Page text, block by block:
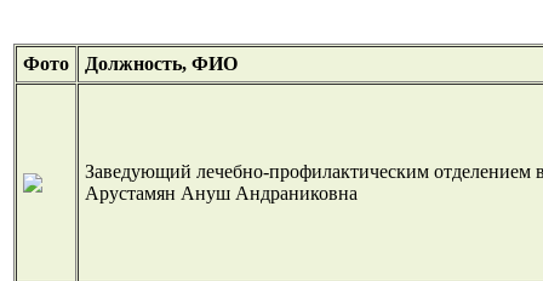
Фото Должность, ФИО
Заведующий лечебно-профилактическим отделением
Арустамян Ануш Андраниковна